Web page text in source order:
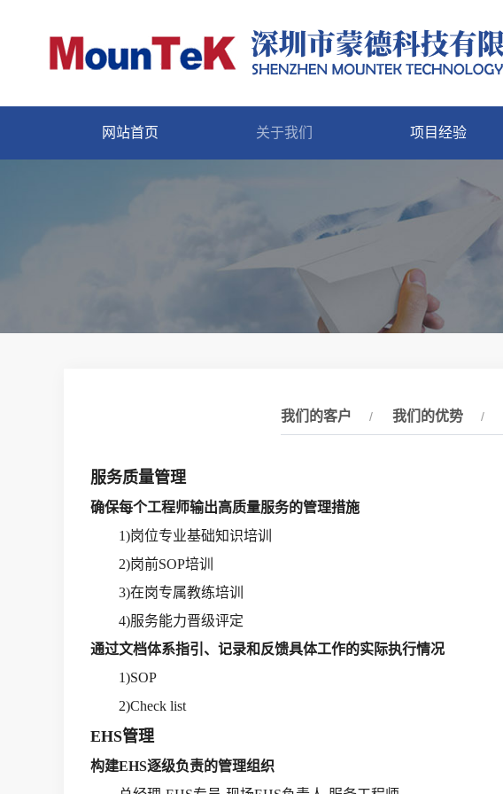
网站首页 关于我们 项目经验
我们的客户 我们的优势
服务质量管理
确保每个工程师输出高质量服务的管理措施
1)岗位专业基础知识培训
2)岗前SOP培训
3)在岗专属教练培训
4)服务能力晋级评定
通过文档体系指引、记录和反馈具体工作的实际执行情况
1)SOP
2)Check list
EHS管理
构建EHS逐级负责的管理组织